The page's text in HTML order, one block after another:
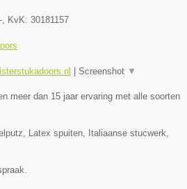
- , KvK: 30181157
Screenshot ▼
meer dan 15 jaar ervaring met alle soorten
Latex spuiten, Italiaanse stucwerk,